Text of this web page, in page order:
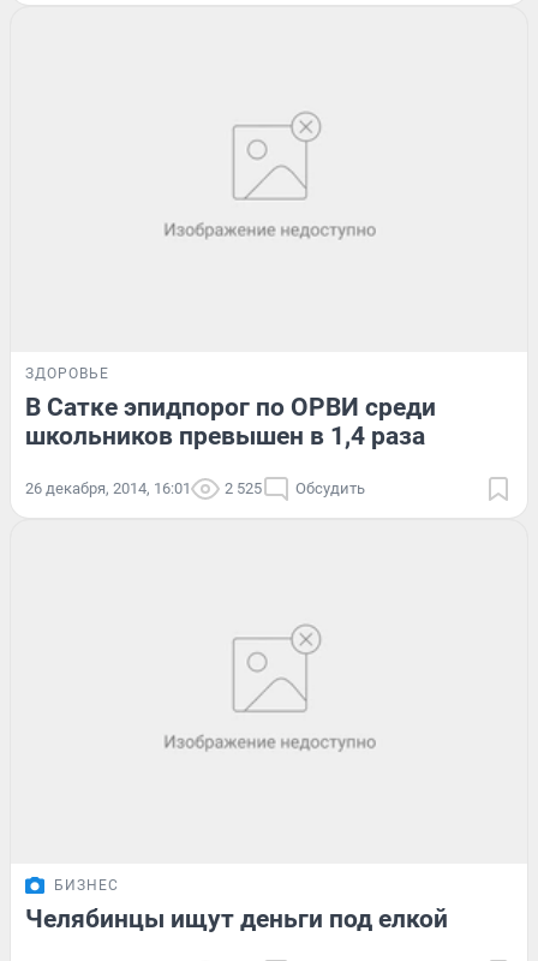
ЗДОРОВЬЕ
В Сатке эпидпорог по ОРВИ среди
школьников превышен в 1,4 раза
26 декабря, 2014, 16:01 2 525 Обсудить
БИЗНЕС
Челябинцы ищут деньги под елкой